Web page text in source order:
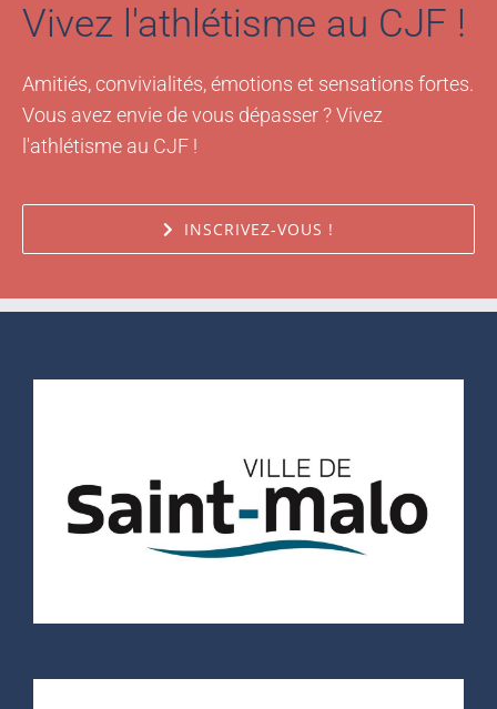
Vivez l'athlétisme au CJF !
Amitiés, convivialités, émotions et sensations fortes.
Vous avez envie de vous dépasser ? Vivez
l'athlétisme au CJF !
INSCRIVEZ-VOUS !